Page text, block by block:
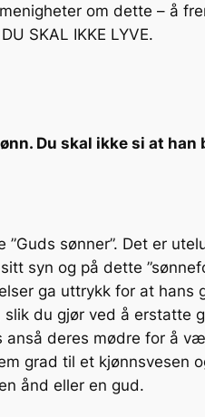
om dette – å
SKAL IKKE LYVE.
Du skal ikke si at
sønner”. Det er
syn og på dette
ga uttrykk for at hans
du gjør ved å erstatte
deres mødre for å
grad til et kjønnsvesen
ånd eller en gud.